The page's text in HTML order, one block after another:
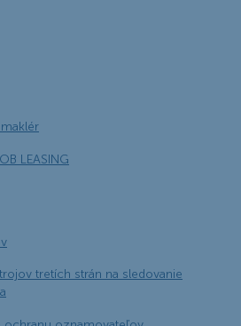
LEASING
tretích strán na sledovanie